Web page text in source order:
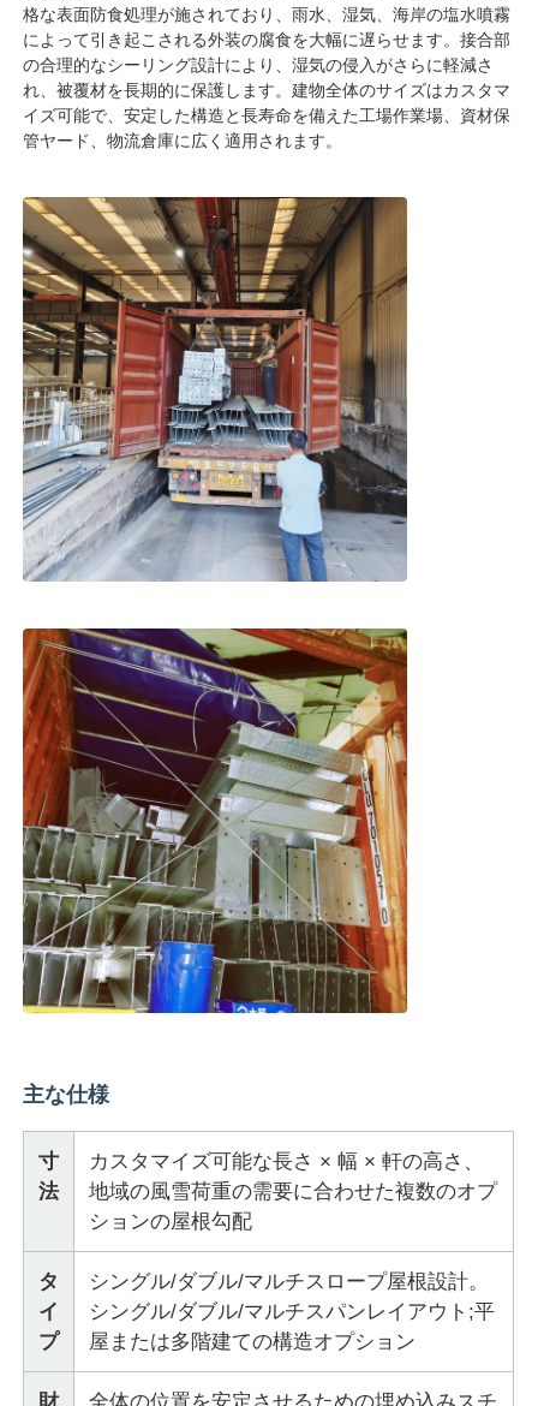
製品
私たちについて
工場 ツアー
品質管理
連絡 ください
ニュース
ケース
ブログ
引金 を 求め て ください
プレハブ鋼構造
鋼構造倉庫
スチール構造ワークショップ
鋼構造の建物
鋼構造構造
スチールフレームビルディング
鉄骨構造の製作
格な表面防食処理が施されており、雨水、湿気、海岸の塩水噴霧
によって引き起こされる外装の腐食を大幅に遅らせます。接合部
の合理的なシーリング設計により、湿気の侵入がさらに軽減さ
れ、被覆材を長期的に保護します。建物全体のサイズはカスタマ
イズ可能で、安定した構造と長寿命を備えた工場作業場、資材保
管ヤード、物流倉庫に広く適用されます。
主な仕様
寸
法
カスタマイズ可能な長さ × 幅 × 軒の高さ、
地域の風雪荷重の需要に合わせた複数のオプ
ションの屋根勾配
タ
イ
プ
シングル/ダブル/マルチスロープ屋根設計。
シングル/ダブル/マルチスパンレイアウト;平
屋または多階建ての構造オプション
財 全体の位置を安定させるための埋め込みスチ